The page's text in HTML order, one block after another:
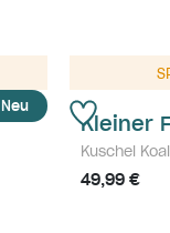
Neu
Kleiner
Kuschel
49,99 €